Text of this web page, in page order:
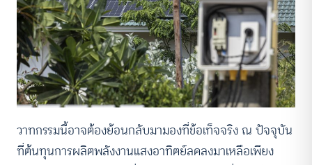
วาทกรรมนี้อาจต้องย้อนกลับมามองที่ข้อเท็จจริง ณ ปัจจุบัน
ที่ต้นทุนการผลิตพลังงานแสงอาทิตย์ลดลงมาเหลือเพียง